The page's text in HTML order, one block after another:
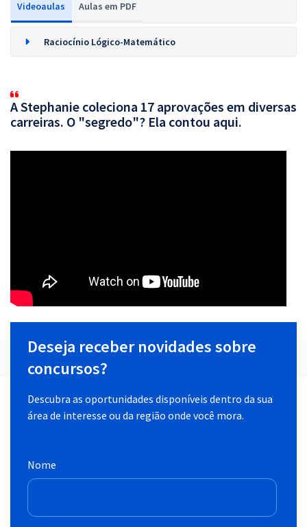
Videoaulas Aulas em PDF
Raciocínio Lógico-Matemático
A Stephanie coleciona 17 aprovações em diversas
carreiras. O "segredo"? Ela contou aqui.
Deseja receber novidades sobre
concursos?
Descubra as oportunidades disponíveis dentro da sua
área de interesse ou da região onde você mora.
Nome